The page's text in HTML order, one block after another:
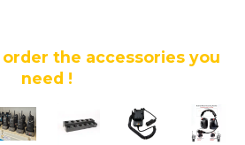
the accessories you
need !